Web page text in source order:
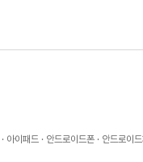
아이패드 안드로이드폰
안드로이